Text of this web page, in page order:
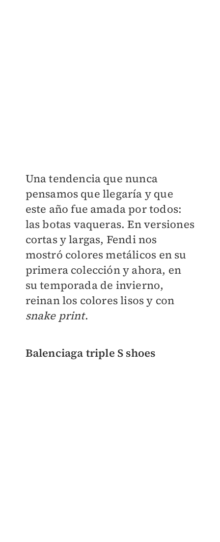
Una tendencia que nunca
pensamos que llegaría y que
este año fue amada por todos:
las botas vaqueras. En versiones
cortas y largas, Fendi nos
mostró colores metálicos en su
primera colección y ahora, en
su temporada de invierno,
reinan los colores lisos y con
snake print.
Balenciaga triple S shoes